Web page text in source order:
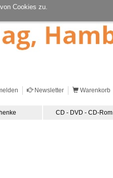
Cookies zu.
Newsletter Warenkorb
CD - DVD - CD-Rom